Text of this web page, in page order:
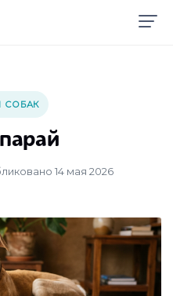
СОБАК
14 мая 2026